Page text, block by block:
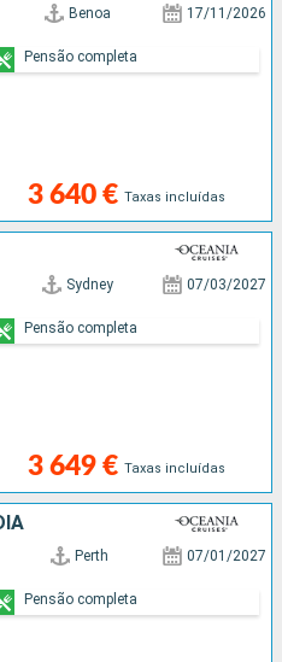
Benoa 17/11/2026
3 640 € Taxas incluídas
Pensão completa
Sydney 07/03/2027
3 649 € Taxas incluídas
Pensão completa
Perth 07/01/2027
Pensão completa